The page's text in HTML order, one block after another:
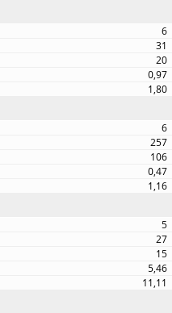
6
31
20
0,97
1,80
6
257
106
0,47
1,16
5
27
15
5,46
11,11